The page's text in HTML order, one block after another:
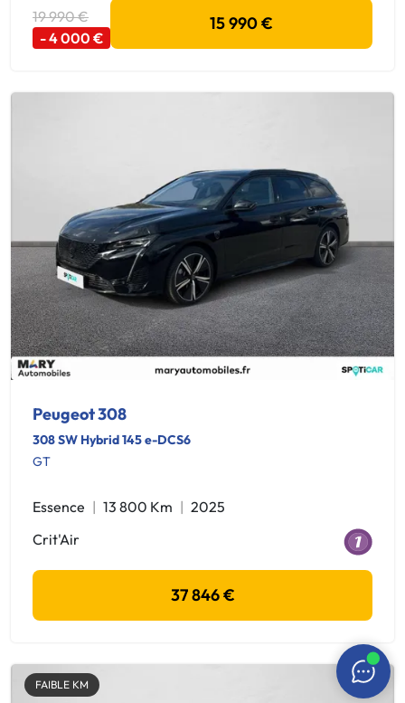
19 990 €
- 4 000 €
15 990 €
Peugeot 308
308 SW Hybrid 145 e-DCS6
GT
Essence 13 800 Km
2025
Crit'Air
37 846 €
FAIBLE KM